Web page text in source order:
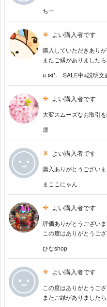
ちー
よい購入者です
購入していただきありが
またご縁がありました
u.⋈*. SALE中※説明文
よい購入者です
大変スムーズなお取引
凛
よい購入者です
購入ありがとうございま
まここにゃん
よい購入者です
評価ありがとうございま
この度はありがとうご
ひなshop
よい購入者です
この度はありがとうござ
またご縁がありました